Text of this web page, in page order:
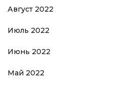
Август 2022
Июль 2022
Июнь 2022
Май 2022